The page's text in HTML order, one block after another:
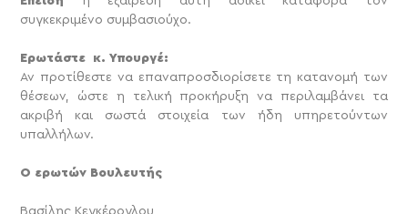
συγκεκριμένο συμβασιούχο.
Ερωτάστε κ. Υπουργέ:
Αν προτίθεστε να επαναπροσδιορίσετε τη κατανομή των
θέσεων, ώστε η τελική προκήρυξη να περιλαμβάνει τα
ακριβή και σωστά στοιχεία των ήδη υπηρετούντων
υπαλλήλων.
Ο ερωτών Βουλευτής
Βασίλης Κεγκέρογλου